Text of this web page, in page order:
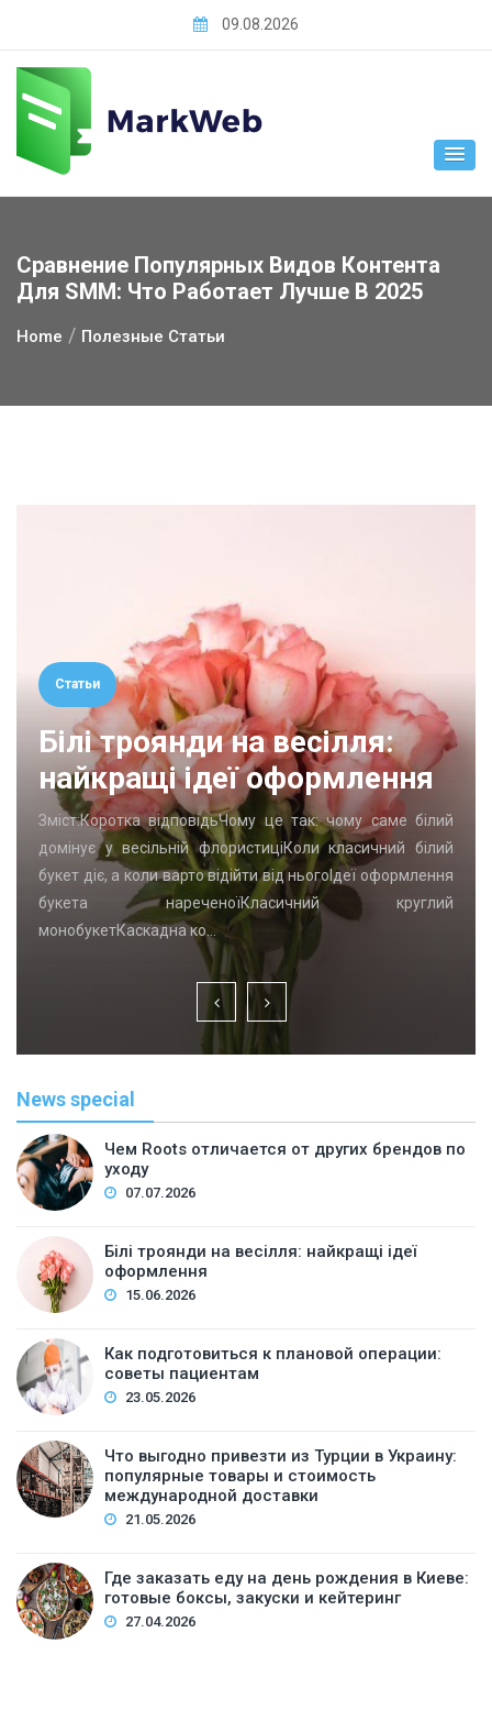
content
09.08.2026
Сравнение Популярных Видов Контента
Для SMM: Что Работает Лучше В 2025
Home Полезные Статьи
Статьи
Білі троянди на весілля:
найкращі ідеї оформлення
Зміст:Коротка відповідьЧому це так: чому саме білий
домінує у весільній флористиціКоли класичний білий
букет діє, а коли варто відійти від ньогоІдеї оформлення
букета нареченоїКласичний круглий
монобукетКаскадна ко…
News special
Чем Roots отличается от других брендов по
уходу
07.07.2026
Білі троянди на весілля: найкращі ідеї
оформлення
15.06.2026
Как подготовиться к плановой операции:
советы пациентам
23.05.2026
Что выгодно привезти из Турции в Украину:
популярные товары и стоимость
международной доставки
21.05.2026
Где заказать еду на день рождения в Киеве:
готовые боксы, закуски и кейтеринг
27.04.2026